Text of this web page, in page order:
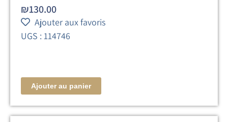
₪130.00
Ajouter aux favoris
UGS : 114746
Ajouter au panier